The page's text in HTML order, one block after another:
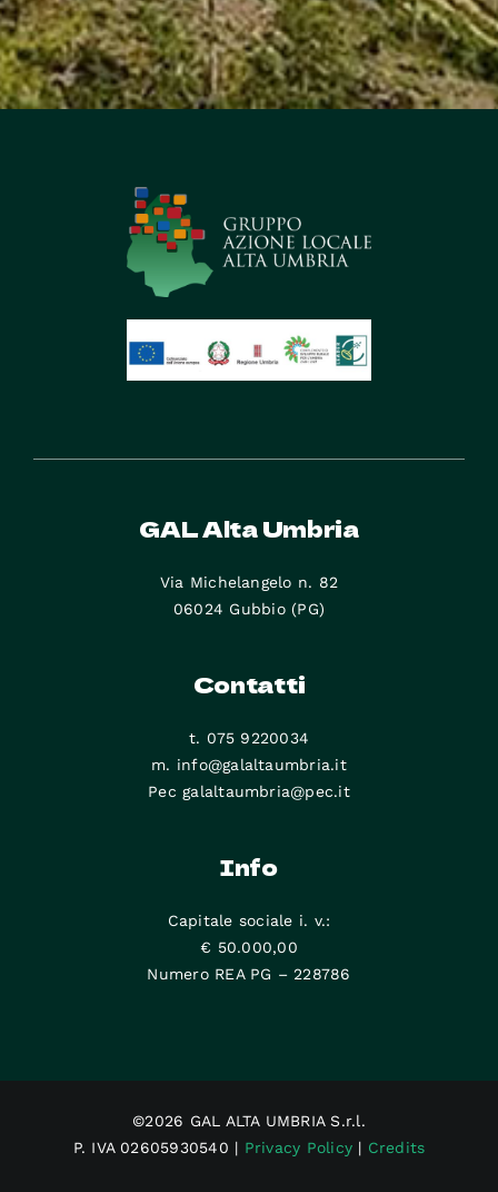
GAL Alta Umbria
Via Michelangelo n. 82
06024 Gubbio (PG)
Contatti
t. 075 9220034
m. info@galaltaumbria.it
Pec galaltaumbria@pec.it
Info
Capitale sociale i. v.:
€ 50.000,00
Numero REA PG – 228786
©2026 GAL ALTA UMBRIA S.r.l.
P. IVA 02605930540 | Privacy Policy | Credits